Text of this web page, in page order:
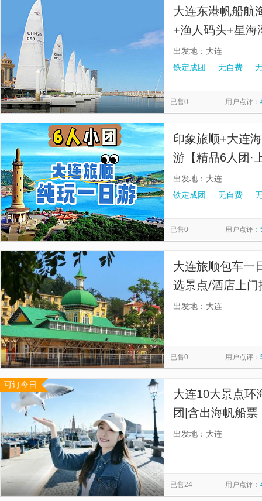
大连东港帆船航
+渔人码头+星海
团 AB线可选 海
出发地：大连
铁定成团
无自费
已售0 用户点评：
印象旅顺+大连
游【精品6人团·
一日】副本
出发地：大连
铁定成团
无自费
已售0 用户点评：
大连旅顺包车一
选景点/酒店上
不拼客，自由行
出发地：大连
已售0 用户点评：
可订今日
大连10大景点环
团|含出海帆船
约行程的客人无
出发地：大连
已售24 用户点评：